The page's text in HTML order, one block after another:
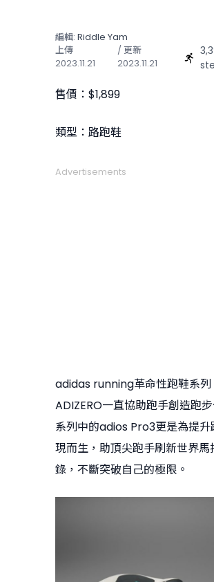
編輯: Riddle Yam
上傳
2023.11.21
/ 更新
2023.11.21
售價：$1,899
類型：路跑鞋
Advertisements
adidas running革命性跑鞋系列
ADIZERO一直協助跑手創造跑步
系列中的adios Pro3更是為提升
現而生，助頂尖跑手刷新世界馬
錄，不斷突破自己的極限。